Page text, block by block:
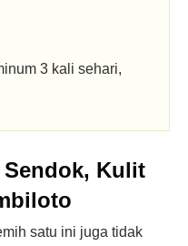
3 kali sehari,
Sendok, Kulit
satu ini juga tidak